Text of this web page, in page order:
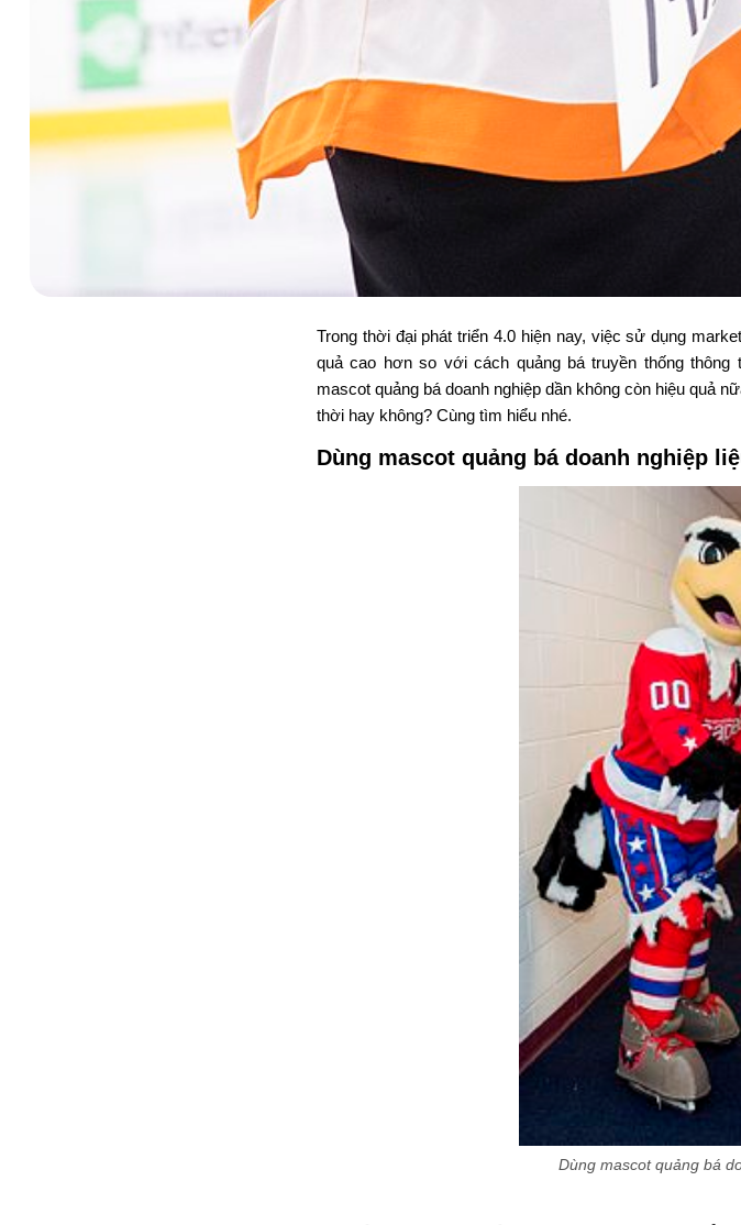
Trong thời đại phát triển 4.0 hiện nay, việc sử dụng
quả cao hơn so với cách quảng bá truyền thống
mascot quảng bá doanh nghiệp dần không còn hiệu quả
thời hay không? Cùng tìm hiểu nhé.
Dùng mascot quảng bá doanh nghiệp
Dùng mascot quảng bá